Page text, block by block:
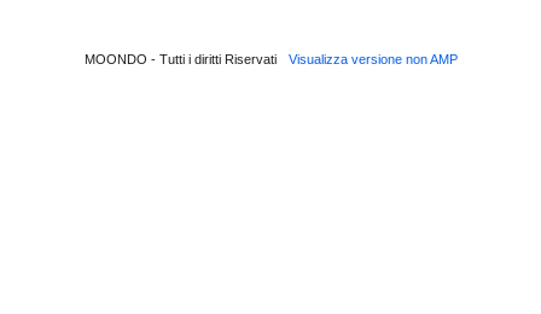
MOONDO - Tutti i diritti Riservati Visualizza versione non AMP